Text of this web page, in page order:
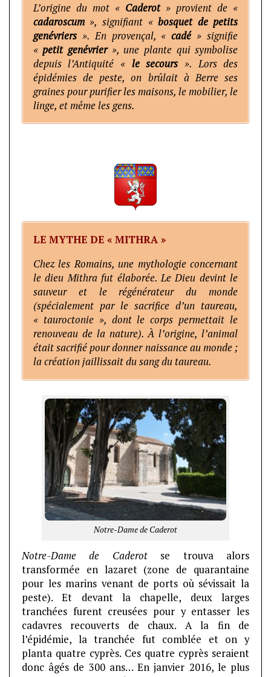
L’origine du mot « Caderot» provient de «
cadaroscum», signifiant «bosquet de petits
genévriers». En provençal, «cadé» signifie
«petit genévrier», une plante qui symbolise
depuis l’Antiquité « le secours». Lors des
épidémies de peste, on brûlait à Berre ses
graines pour purifier les maisons, le mobilier, le
linge, et même les gens.
LE MYTHE DE « MITHRA »
Chez les Romains, une mythologie concernant
le dieu Mithra fut élaborée. Le Dieu devint le
sauveur et le régénérateur du monde
(spécialement par le sacrifice d’un taureau,
« tauroctonie », dont le corps permettait le
renouveau de la nature). À l’origine, l’animal
était sacrifié pour donner naissance au monde ;
la création jaillissait du sang du taureau.
Notre-Dame de Caderot
Notre-Dame de Caderotse trouva alors
transformée en lazaret (zone de quarantaine
pour les marins venant de ports où sévissait la
peste). Et devant la chapelle, deux larges
tranchées furent creusées pour y entasser les
cadavres recouverts de chaux. A la fin de
l’épidémie, la tranchée fut comblée et on y
planta quatre cyprès. Ces quatre cyprès seraient
donc âgés de 300 ans… En janvier 2016, le plus